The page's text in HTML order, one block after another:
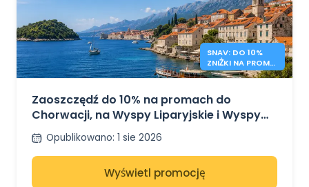
SNAV: DO 10%
ZNIŻKI NA PROMY
DO CHORWACJI I
Zaoszczędź do 10% na promach do
Chorwacji, na Wyspy Liparyjskie i Wyspy
Poncjańskie z SNAV
Opublikowano: 1 sie 2026
Wyświetl promocję